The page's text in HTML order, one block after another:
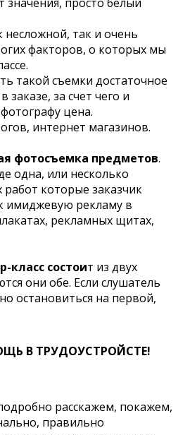
так и очень
факторов, о которых мы
такой съемки достаточное
за счет чего и
цена.
интернет магазинов.
фотосъемка предметов.
одна, или несколько
которые заказчик
имиджевую рекламу в
рекламных щитах,
класс состоит из двух
они обе. Если слушатель
остановиться на первой,
В ТРУДОУСТРОЙСТЕ!
расскажем, покажем,
правильно